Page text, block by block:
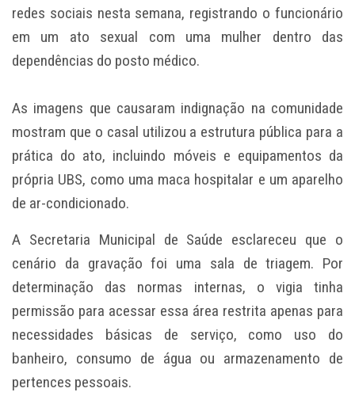
redes sociais nesta semana, registrando o funcionário
em um ato sexual com uma mulher dentro das
dependências do posto médico.
As imagens que causaram indignação na comunidade
mostram que o casal utilizou a estrutura pública para a
prática do ato, incluindo móveis e equipamentos da
própria UBS, como uma maca hospitalar e um aparelho
de ar-condicionado.
A Secretaria Municipal de Saúde esclareceu que o
cenário da gravação foi uma sala de triagem. Por
determinação das normas internas, o vigia tinha
permissão para acessar essa área restrita apenas para
necessidades básicas de serviço, como uso do
banheiro, consumo de água ou armazenamento de
pertences pessoais.